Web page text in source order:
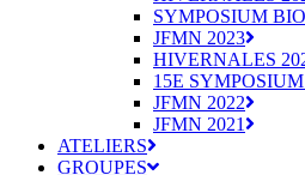
SYMPOSIUM
JFMN 2023
HIVERNALES
15E
JFMN 2022
JFMN 2021
ATELIERS
GROUPES